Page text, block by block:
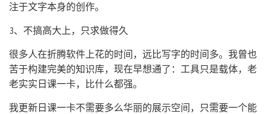
注于文字本身的创作。
3、不搞高大上，只求做得久
很多人在折腾软件上花的时间，远比写字的时间多。我曾也
苦于构建完美的知识库，现在早想通了：工具只是载体，老
老实实日课一卡，比什么都强。
我更新日课一卡不需要多么华丽的展示空间，只需要一个能